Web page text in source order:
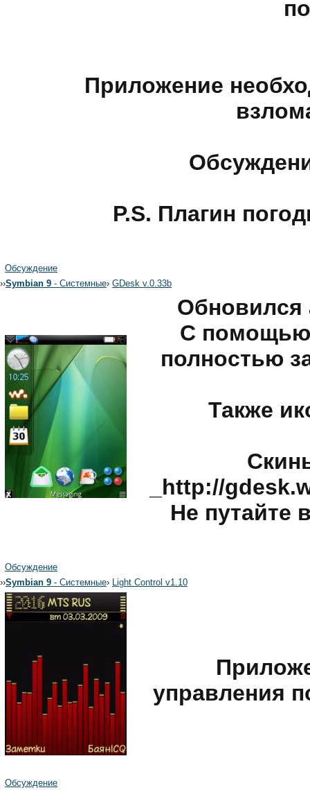
Приложение
P.S. Плагин
Обсуждение
››Symbian 9 - Системные› GDesk v.0.33b
Обновился
С помощью
полностью
Также
_http://
Не путайте
Обсуждение
››Symbian 9 - Системные› Light Control v1.10
управления
Обсуждение